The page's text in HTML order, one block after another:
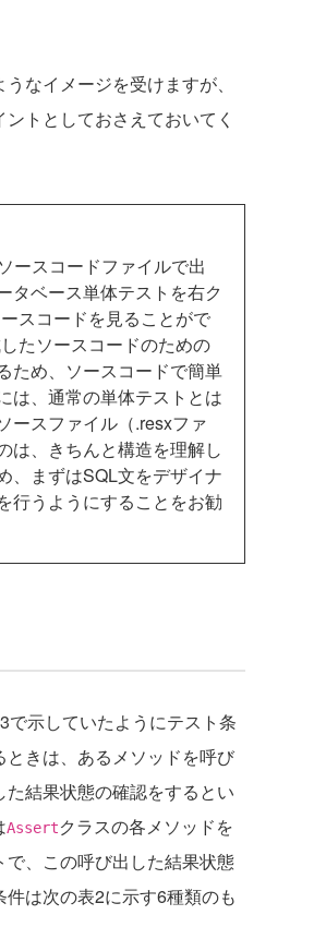
なイメージを受けますが、
トとしておさえておいてく
ースコードファイルで出
タベース単体テストを右ク
スコードを見ることがで
たソースコードのための
ため、ソースコードで簡単
は、通常の単体テストとは
ースファイル（.resxファ
は、きちんと構造を理解し
、まずはSQL文をデザイナ
行うようにすることをお勧
示していたようにテスト条
きは、あるメソッドを呼び
結果状態の確認をするとい
Assertクラスの各メソッドを
、この呼び出した結果状態
は次の表2に示す6種類のも